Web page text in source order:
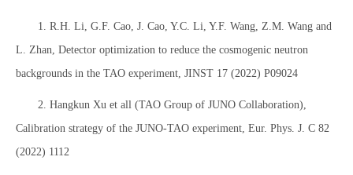
1. R.H. Li, G.F. Cao, J. Cao, Y.C. Li, Y.F. Wang, Z.M. Wang and
L. Zhan, Detector optimization to reduce the cosmogenic neutron
backgrounds in the TAO experiment, JINST 17 (2022) P09024
2. Hangkun Xu et all (TAO Group of JUNO Collaboration),
Calibration strategy of the JUNO-TAO experiment, Eur. Phys. J. C 82
(2022) 1112